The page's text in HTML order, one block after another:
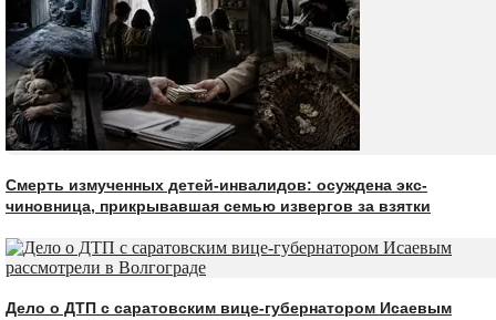
Смерть измученных детей-инвалидов: осуждена экс-
чиновница, прикрывавшая семью извергов за взятки
Дело о ДТП с саратовским вице-губернатором Исаевым